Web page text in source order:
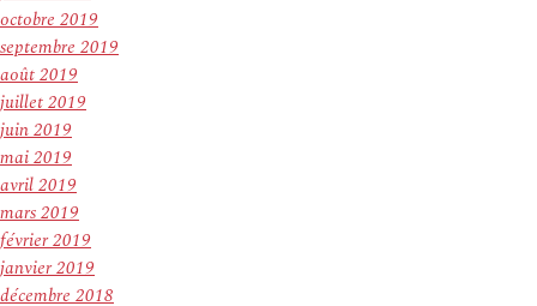
octobre 2019
septembre 2019
août 2019
juillet 2019
juin 2019
mai 2019
avril 2019
mars 2019
février 2019
janvier 2019
décembre 2018